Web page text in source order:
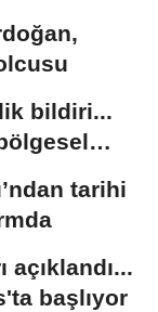
bildiri...
tarihi
açıklandı...
başlıyor